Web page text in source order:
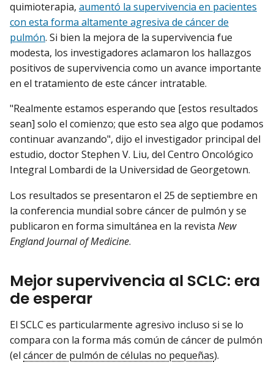
quimioterapia, aumentó la supervivencia en pacientes
con esta forma altamente agresiva de cáncer de
pulmón. Si bien la mejora de la supervivencia fue
modesta, los investigadores aclamaron los hallazgos
positivos de supervivencia como un avance importante
en el tratamiento de este cáncer intratable.
"Realmente estamos esperando que [estos resultados
sean] solo el comienzo; que esto sea algo que podamos
continuar avanzando", dijo el investigador principal del
estudio, doctor Stephen V. Liu, del Centro Oncológico
Integral Lombardi de la Universidad de Georgetown.
Los resultados se presentaron el 25 de septiembre en
la conferencia mundial sobre cáncer de pulmón y se
publicaron en forma simultánea en la revista New
England Journal of Medicine.
Mejor supervivencia al SCLC: era
de esperar
El SCLC es particularmente agresivo incluso si se lo
compara con la forma más común de cáncer de pulmón
(el cáncer de pulmón de células no pequeñas).